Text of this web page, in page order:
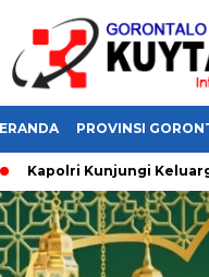
PROVINSI
Kunjungi Keluarga AKP